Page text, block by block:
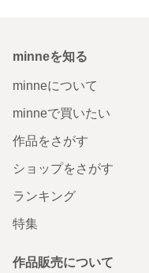
minneを知る
minneについて
minneで買いたい
作品をさがす
ショップをさがす
ランキング
特集
作品販売について